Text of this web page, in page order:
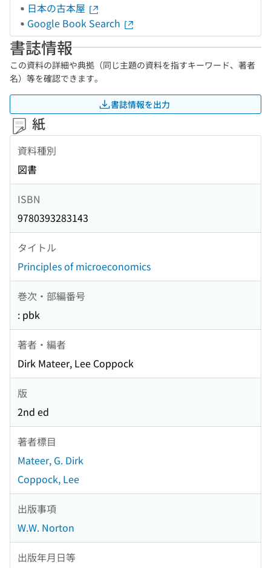
日本の古本屋
Google Book Search
書誌情報
この資料の詳細や典拠（同じ主題の資料を指すキーワード、著者
名）等を確認できます。
書誌情報を出力
紙
資料種別
図書
ISBN
9780393283143
タイトル
Principles of microeconomics
巻次・部編番号
: pbk
著者・編者
Dirk Mateer, Lee Coppock
版
2nd ed
著者標目
Mateer, G. Dirk
Coppock, Lee
出版事項
W.W. Norton
出版年月日等